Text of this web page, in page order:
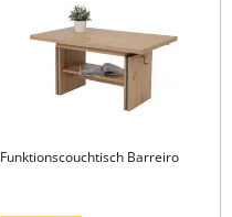
Funktionscouchtisch Barreiro